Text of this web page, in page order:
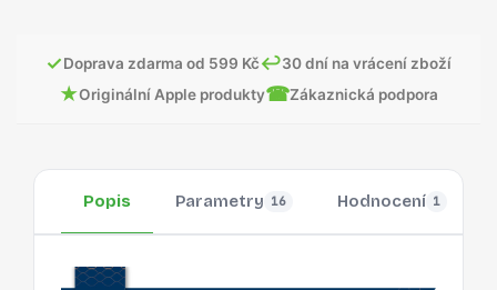
✓Doprava zdarma od 599 Kč↩30 dní na vrácení zboží
★Originální Apple produkty☎Zákaznická podpora
Popis Parametry 16 Hodnocení 1